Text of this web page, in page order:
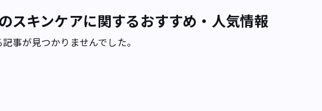
スキンケアに関するおすすめ・人気情報
事が見つかりませんでした。